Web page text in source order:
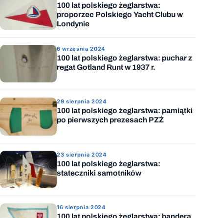
100 lat polskiego żeglarstwa:
proporzec Polskiego Yacht Clubu w
Londynie
6 września 2024
100 lat polskiego żeglarstwa: puchar z
regat Gotland Runt w 1937 r.
29 sierpnia 2024
100 lat polskiego żeglarstwa: pamiątki
po pierwszych prezesach PZŻ
23 sierpnia 2024
100 lat polskiego żeglarstwa:
stateczniki samotników
16 sierpnia 2024